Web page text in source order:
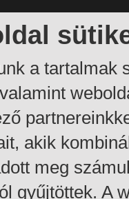
a tartalmak
akik
meg
gyűjtöttek. A